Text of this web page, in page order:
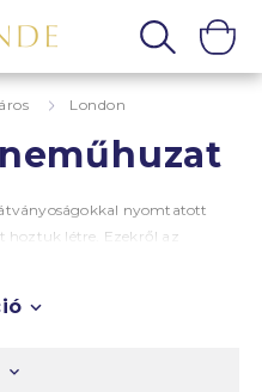
London
nyomtatott
hoztuk létre. Ezekről az
formában találja meg az
A világutazók nem